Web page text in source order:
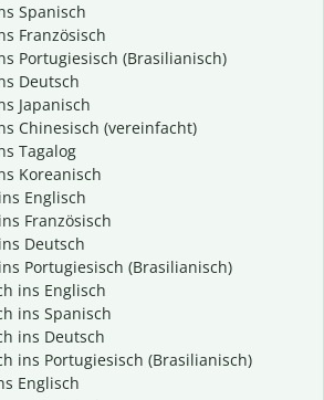
Spanisch
Französisch
Portugiesisch (Brasilianisch)
Deutsch
Japanisch
Chinesisch (vereinfacht)
Tagalog
Koreanisch
Englisch
Französisch
Deutsch
Portugiesisch (Brasilianisch)
ins Englisch
ins Spanisch
ins Deutsch
ins Portugiesisch (Brasilianisch)
Englisch